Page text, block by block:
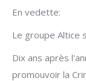
En vedette:
Le groupe Altice
Dix ans après
promouvoir la